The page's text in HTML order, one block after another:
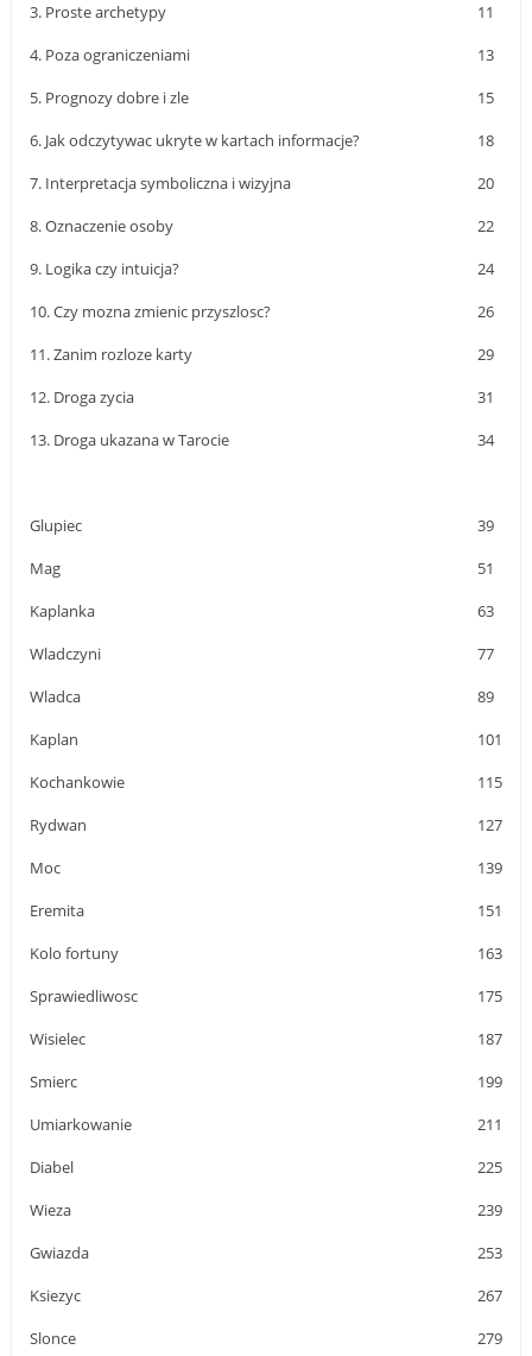
3. Proste archetypy
11
4. Poza ograniczeniami
13
5. Prognozy dobre i zle
15
6. Jak odczytywac ukryte w kartach informacje?
18
7. Interpretacja symboliczna i wizyjna
20
8. Oznaczenie osoby
22
9. Logika czy intuicja?
24
10. Czy mozna zmienic przyszlosc?
26
11. Zanim rozloze karty
29
12. Droga zycia
31
13. Droga ukazana w Tarocie
34
Glupiec
39
Mag
51
Kaplanka
63
Wladczyni
77
Wladca
89
Kaplan
101
Kochankowie
115
Rydwan
127
Moc
139
Eremita
151
Kolo fortuny
163
Sprawiedliwosc
175
Wisielec
187
Smierc
199
Umiarkowanie
211
Diabel
225
Wieza
239
Gwiazda
253
Ksiezyc
267
Slonce
279